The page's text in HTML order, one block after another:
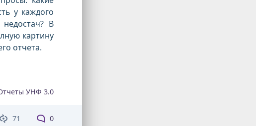
у каждого
В
картину
отчета.
УНФ 3.0
71 0